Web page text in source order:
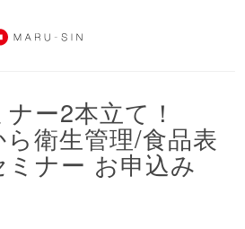
ー2本立て！
衛生管理/食品表
ナー お申込み